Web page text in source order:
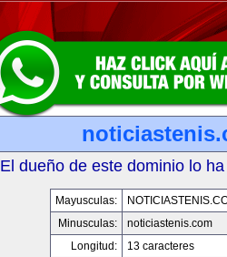
El dueño de este dominio lo
Mayusculas:
Minusculas:
noticiastenis.com
Longitud:
13 caracteres